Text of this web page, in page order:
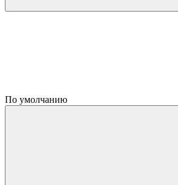
По умолчанию